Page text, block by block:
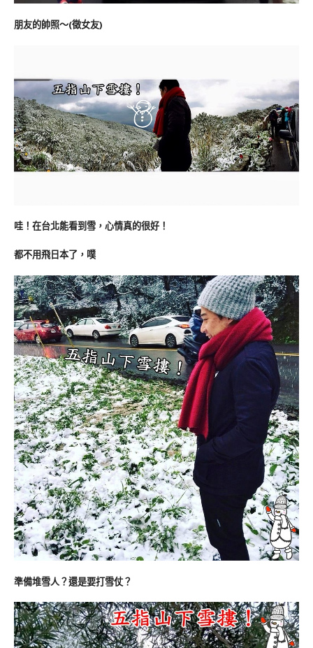
朋友的帥照～(徵女友)
哇！在台北能看到雪，心情真的很好！
都不用飛日本了，噗
準備堆雪人？還是要打雪仗？